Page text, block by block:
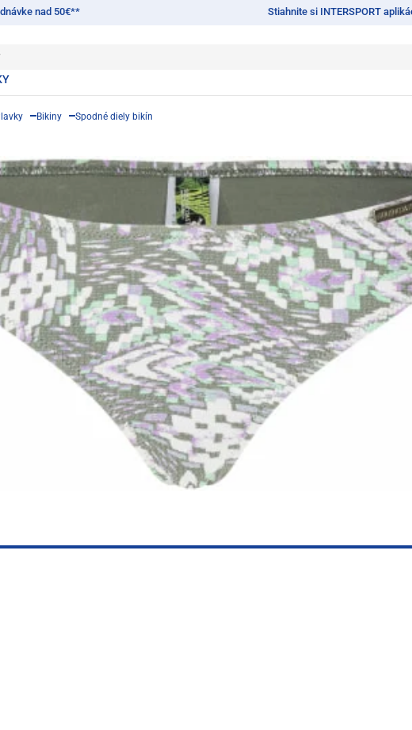
nad 50€** Stiahnite si INTERSPORT
Bikiny Spodné diely bikín